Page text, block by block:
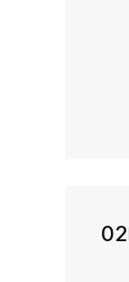
02